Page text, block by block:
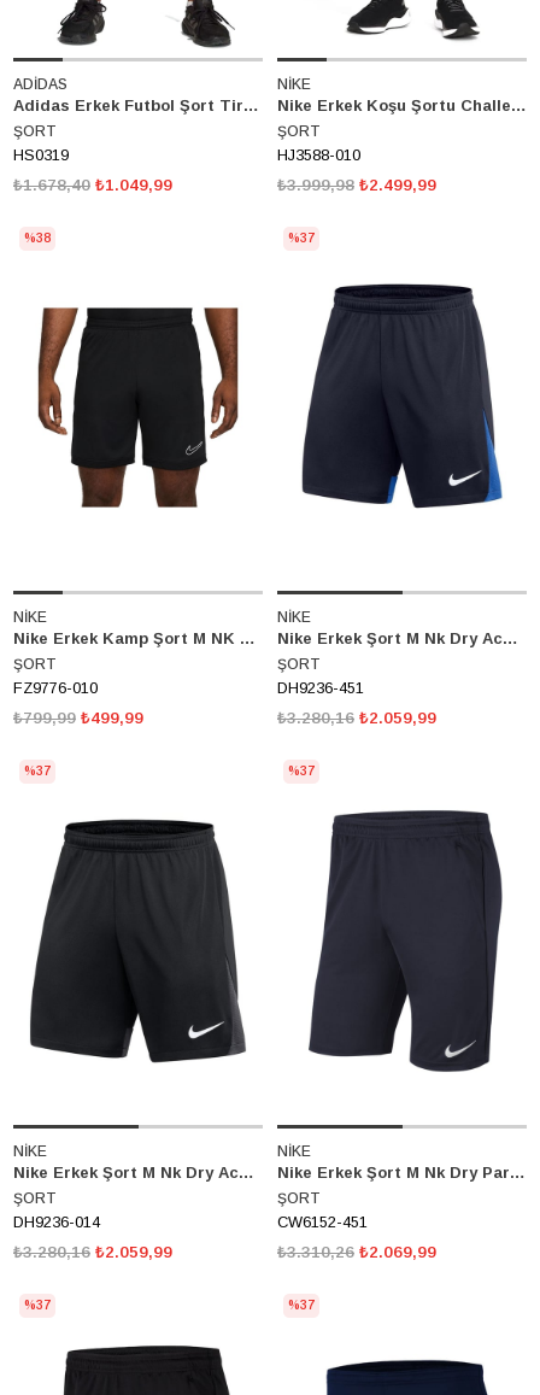
ADİDAS
Adidas Erkek Futbol Şort Tiro23 L Tr Sho HS0319
ŞORT
HS0319
₺1.049,99
₺1.678,40
NİKE
Nike Erkek Koşu Şortu Challenger Dri-Fit M Nk 5In 2In1 HJ3588-010
ŞORT
HJ3588-010
₺2.499,99
₺3.999,98
NİKE
Nike Erkek Kamp Şort M NK DF ACDC25 FZ9776-010
ŞORT
FZ9776-010
₺499,99
₺799,99
%38
NİKE
Nike Erkek Şort M Nk Dry Acdpr Short K Dh9236-451
ŞORT
DH9236-451
₺2.059,99
₺3.280,16
%37
NİKE
Nike Erkek Şort M Nk Dry Acdpr Short K Dh9236-014
ŞORT
DH9236-014
₺2.059,99
₺3.280,16
%37
NİKE
Nike Erkek Şort M Nk Dry Park20 Kz Cw6152-451
ŞORT
CW6152-451
₺2.069,99
₺3.310,26
%37
%37 %37